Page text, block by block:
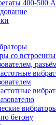
400-500 А
со
бетону